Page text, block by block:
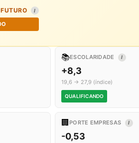
I
📚ESCOLARIDADE I
+8,3
19,6 → 27,9 (índice)
QUALIFICANDO
🏢 PORTE EMPRESAS I
-0,53